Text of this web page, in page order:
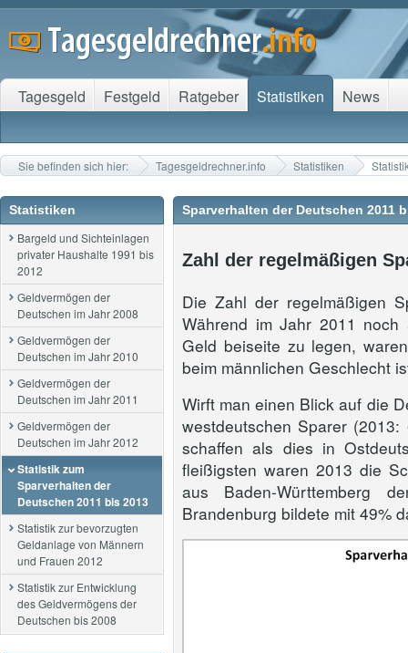
Sie befinden sich hier: Tagesgeldrechner.info Statistiken
Statistiken
Bargeld und Sichteinlagen
privater Haushalte 1991 bis
2012
Geldvermögen der
Deutschen im Jahr 2008
Geldvermögen der
Deutschen im Jahr 2010
Geldvermögen der
Deutschen im Jahr 2011
Geldvermögen der
Deutschen im Jahr 2012
Statistik zum
Sparverhalten der
Deutschen 2011 bis 2013
Statistik zur bevorzugten
Geldanlage von Männern
und Frauen 2012
Statistik zur Entwicklung
des Geldvermögens der
Deutschen bis 2008
Sparverhalten der Deutschen 2011
Zahl der regelmäßigen
Die Zahl der regelmäßigen
Während im Jahr 2011
Geld beiseite zu legen,
beim männlichen Geschlecht
Wirft man einen Blick auf die
westdeutschen Sparer (2013:
schaffen als dies in
fleißigsten waren 2013 die
aus Baden-Württemberg
Brandenburg bildete mit 49%
Tagesgeld Festgeld Ratgeber Statistiken News